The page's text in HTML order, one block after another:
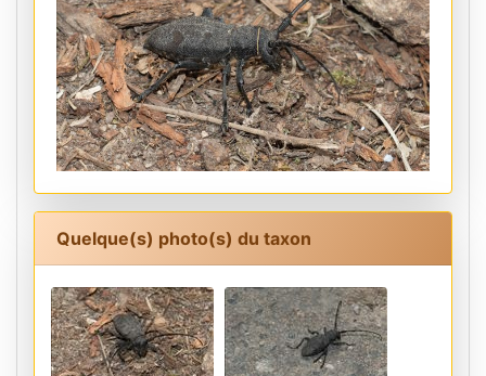
Quelque(s) photo(s) du taxon